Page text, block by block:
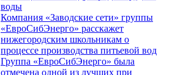
воды
Компания «Заводские сети» группы
«ЕвроСибЭнерго» расскажет
нижегородским школьникам о
процессе производства питьевой вод
Группа «ЕвроСибЭнерго» была
отмечена одной из лучших при